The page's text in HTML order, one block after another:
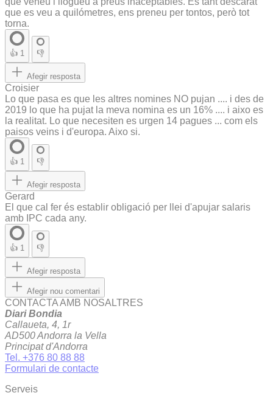
que es veu a quilómetres, ens preneu per tontos, però tot
torna.
👍 1 👎
Afegir resposta
Croisier
Lo que pasa es que les altres nomines NO pujan .... i des de
2019 lo que ha pujat la meva nomina es un 16% .... i aixo es
la realitat. Lo que necesiten es urgen 14 pagues ... com els
paisos veins i d'europa. Aixo si.
👍 1 👎
Afegir resposta
Gerard
El que cal fer és establir obligació per llei d'apujar salaris
amb IPC cada any.
👍 1 👎
Afegir resposta
Afegir nou comentari
CONTACTA AMB NOSALTRES
Diari Bondia
Callaueta, 4, 1r
AD500 Andorra la Vella
Principat d'Andorra
Tel. +376 80 88 88
Formulari de contacte
Serveis